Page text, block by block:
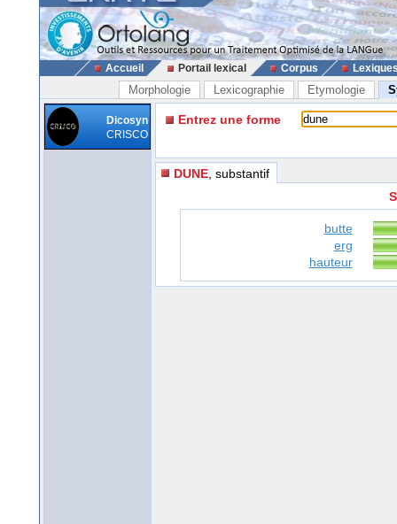
Accueil Portail lexical Corpus
Morphologie Lexicographie Etymologie
Dicosyn
CRISCO
Entrez une forme
DUNE , substantif
butte
erg
hauteur